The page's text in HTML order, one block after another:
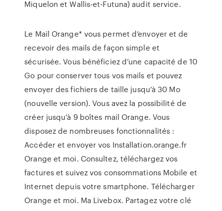
Miquelon et Wallis-et-Futuna) audit service.
Le Mail Orange* vous permet d’envoyer et de
recevoir des mails de façon simple et
sécurisée. Vous bénéficiez d’une capacité de 10
Go pour conserver tous vos mails et pouvez
envoyer des fichiers de taille jusqu’à 30 Mo
(nouvelle version). Vous avez la possibilité de
créer jusqu’à 9 boîtes mail Orange. Vous
disposez de nombreuses fonctionnalités :
Accéder et envoyer vos Installation.orange.fr
Orange et moi. Consultez, téléchargez vos
factures et suivez vos consommations Mobile et
Internet depuis votre smartphone. Télécharger
Orange et moi. Ma Livebox. Partagez votre clé